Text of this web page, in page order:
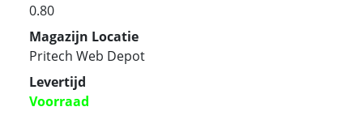
0.80
Magazijn Locatie
Pritech Web Depot
Levertijd
Voorraad